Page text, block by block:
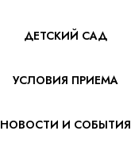
ДЕТСКИЙ САД
УСЛОВИЯ ПРИЕМА
НОВОСТИ И СОБЫТИЯ